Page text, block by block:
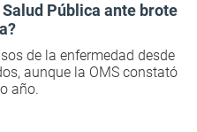
Pública ante brote
de la enfermedad desde
aunque la OMS constató
año.